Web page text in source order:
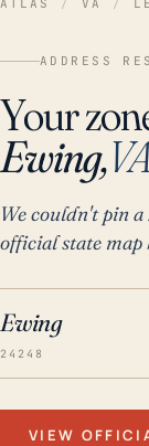
ATLAS / VA /
ADDRESS
Your
Ewing,
We couldn't pin
official state
Ewing
24248
VIEW